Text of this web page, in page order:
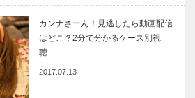
カンナさーん！見逃したら動画配信
はどこ？2分で分かるケース別視
聴…
2017.07.13